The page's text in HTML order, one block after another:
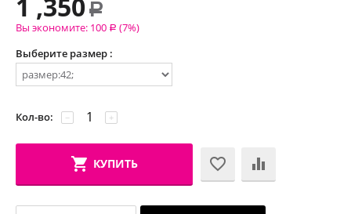
Р
Вы экономите: 100 Р (7%)
Выберите размер :
Кол-во: +
−
КУПИТЬ